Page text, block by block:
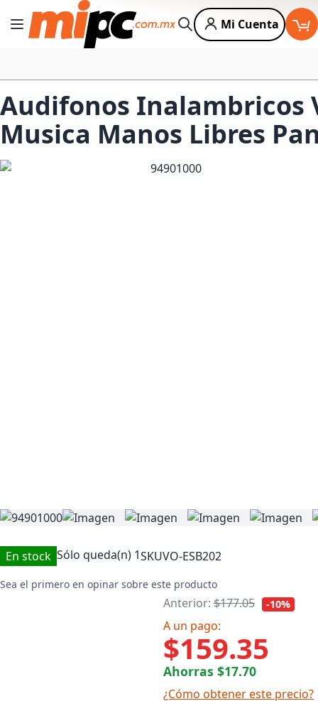
Cambiar Nav
Buscar
Mi Cuenta
Audifonos Inalambricos
Musica Manos Libres
En stock Sólo queda(n) 1SKUVO-ESB202
Sea el primero en opinar sobre este producto
Anterior: $177.05 -10%
A un pago:
$159.35
Ahorras $17.70
¿Cómo obtener este precio?